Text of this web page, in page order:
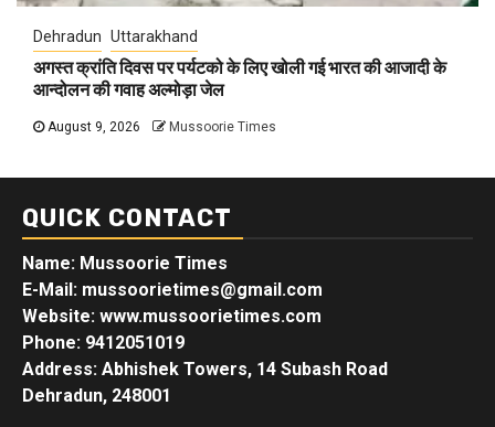
Dehradun Uttarakhand
अगस्त क्रांति दिवस पर पर्यटको के लिए खोली गई भारत की आजादी के
आन्दोलन की गवाह अल्मोड़ा जेल
August 9, 2026 Mussoorie Times
QUICK CONTACT
Name: Mussoorie Times
E-Mail: mussoorietimes@gmail.com
Website: www.mussoorietimes.com
Phone: 9412051019
Address: Abhishek Towers, 14 Subash Road
Dehradun, 248001